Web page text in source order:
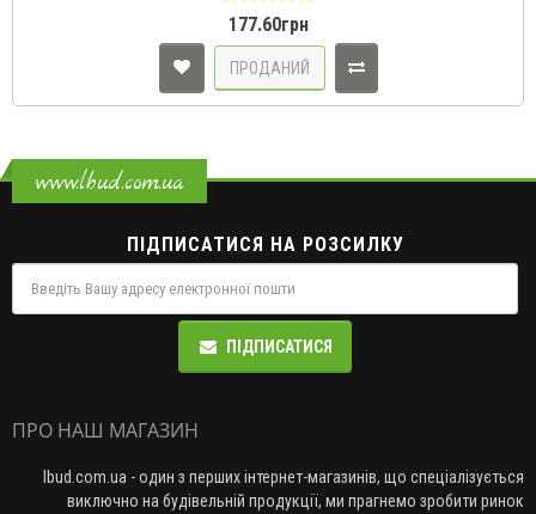
177.60грн
ПРОДАНИЙ
www.lbud.com.ua
ПІДПИСАТИСЯ НА РОЗСИЛКУ
ПІДПИСАТИСЯ
ПРО НАШ МАГАЗИН
lbud.com.ua - один з перших інтернет-магазинів, що спеціалізується
виключно на будівельній продукції, ми прагнемо зробити ринок